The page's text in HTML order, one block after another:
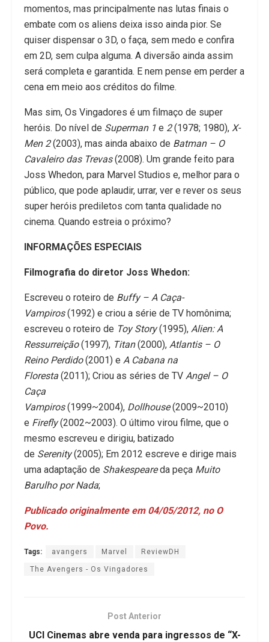
momentos, mas principalmente nas lutas finais o
embate com os aliens deixa isso ainda pior. Se
quiser dispensar o 3D, o faça, sem medo e confira
em 2D, sem culpa alguma. A diversão ainda assim
será completa e garantida. E nem pense em perder a
cena em meio aos créditos do filme.
Mas sim, Os Vingadores é um filmaço de super
heróis. Do nível de Superman 1 e 2(1978; 1980), X-
Men 2(2003), mas ainda abaixo de Batman – O
Cavaleiro das Trevas(2008). Um grande feito para
Joss Whedon, para Marvel Studios e, melhor para o
público, que pode aplaudir, urrar, ver e rever os seus
super heróis prediletos com tanta qualidade no
cinema. Quando estreia o próximo?
INFORMAÇÕES ESPECIAIS
Filmografia do diretor Joss Whedon:
Escreveu o roteiro de Buffy – A Caça-
Vampiros(1992) e criou a série de TV homônima;
escreveu o roteiro de Toy Story(1995), Alien: A
Ressurreição(1997), Titan(2000), Atlantis – O
Reino Perdido(2001) e A Cabana na
Floresta (2011); Criou as séries de TV Angel – O
Caça
Vampiros(1999~2004), Dollhouse(2009~2010)
e Firefly(2002~2003). O último virou filme, que o
mesmo escreveu e dirigiu, batizado
de Serenity(2005); Em 2012 escreve e dirige mais
uma adaptação de Shakespeareda peça Muito
Barulho por Nada;
Publicado originalmente em 04/05/2012, no O
Povo.
Tags: avangers Marvel ReviewDH
The Avengers - Os Vingadores
Post Anterior
UCI Cinemas abre venda para ingressos de “X-